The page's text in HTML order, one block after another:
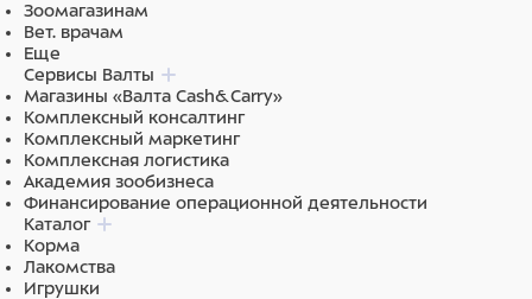
Зоомагазинам
Вет. врачам
Еще
Сервисы Валты
Магазины «Валта Cash&Carry»
Комплексный консалтинг
Комплексный маркетинг
Комплексная логистика
Академия зообизнеса
Финансирование операционной деятельности
Каталог
Корма
Лакомства
Игрушки